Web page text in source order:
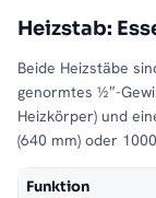
Heizstab:
Beide Heizstäbe
genormtes ½″-
Heizkörper) und
(640 mm) oder
Funktion